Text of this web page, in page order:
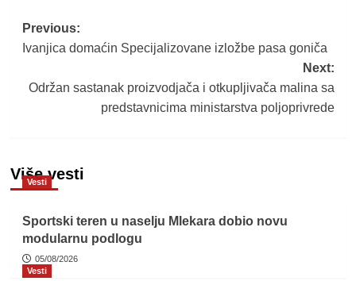
Post
navigation
Previous:
Ivanjica domaćin Specijalizovane izložbe pasa goniča
Next:
Održan sastanak proizvodjača i otkupljivača malina sa
predstavnicima ministarstva poljoprivrede
Više vesti
Vesti
Sportski teren u naselju Mlekara dobio novu
modularnu podlogu
05/08/2026
Vesti